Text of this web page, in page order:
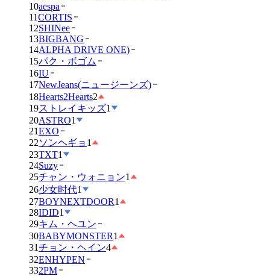
10aespa
11CORTIS
12SHINee
13BIGBANG
14ALPHA DRIVE ONE)
15パク・ボゴム
16IU
17NewJeans(ニュージーンズ)
18Hearts2Hearts2
19ストレイキッズ1
20ASTRO1
21EXO
22ソンヘギョ 1
23TXT1
24Suzy
25チャン・ウォニョン1
26少女时代1
27BOYNEXTDOOR1
28IDID1
29キム・ヘユン
30BABYMONSTER1
31チョン・ヘイン4
32ENHYPEN
332PM